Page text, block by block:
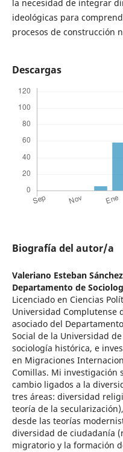
la necesidad de integrar
ideológicas para
procesos de construcción
Descargas
Biografía del autor/a
Valeriano Esteban
Departamento de
Licenciado en Ciencias
Universidad Complutense
asociado del
Social de la Universidad
sociología histórica, e
en Migraciones
Comillas. Mi investigación
cambio ligados a la
tres áreas: diversidad
teoría de la
desde las teorías
diversidad de ciudadanía
migratorio y la formación